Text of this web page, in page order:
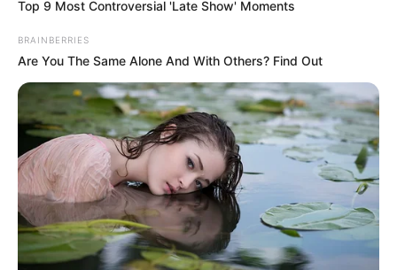
Fotografía difundida por la comunidad
Denuncian falta de servicio de agua hace más de 10 días
Por:Diana María Ballestas Ortega
Julio 4, 2026
Top 9 Most Controversial 'Late Show' Moments
BRAINBERRIES
Are You The Same Alone And With Others? Find Out